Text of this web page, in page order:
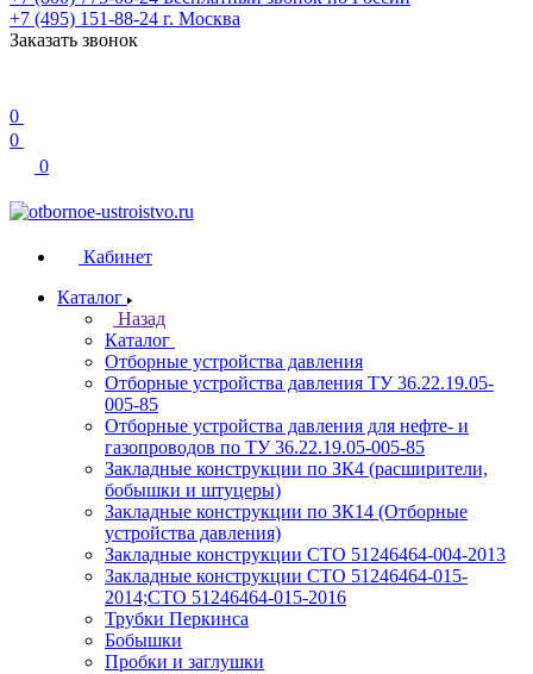
+7 (495) 151-88-24 г. Москва
Заказать звонок
0
0
0
Кабинет
Каталог
Назад
Каталог
Отборные устройства давления
Отборные устройства давления ТУ 36.22.19.05-
005-85
Отборные устройства давления для нефте- и
газопроводов по ТУ 36.22.19.05-005-85
Закладные конструкции по ЗК4 (расширители,
бобышки и штуцеры)
Закладные конструкции по ЗК14 (Отборные
устройства давления)
Закладные конструкции СТО 51246464-004-2013
Закладные конструкции СТО 51246464-015-
2014;СТО 51246464-015-2016
Трубки Перкинса
Бобышки
Пробки и заглушки